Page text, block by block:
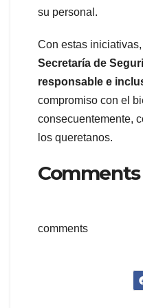
su personal.
Con estas
Secretaría de
responsable e
compromiso con el
consecuentemente,
los queretanos.
Comments
comments